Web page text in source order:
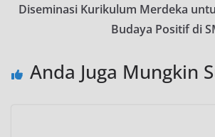
Diseminasi Kurikulum Merdeka
Budaya Positif di
Anda Juga Mungkin